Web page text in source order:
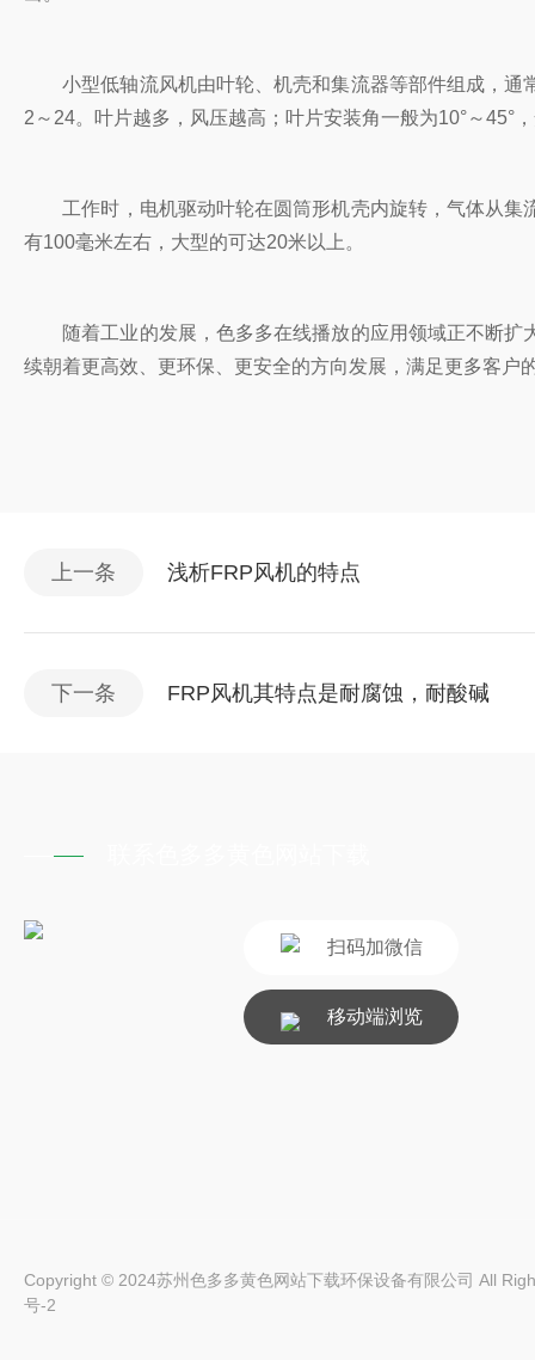
小型低轴流风机由叶轮、机壳和集流器等部件组成，通常
2～24。叶片越多，风压越高；叶片安装角一般为10°～
工作时，电机驱动叶轮在圆筒形机壳内旋转，气体从集流
有100毫米左右，大型的可达20米以上。
随着工业的发展，色多多在线播放的应用领域正不断扩大
续朝着更高效、更环保、更安全的方向发展，满足更多客户的需
上一条 浅析FRP风机的特点
下一条 FRP风机其特点是耐腐蚀，耐酸碱
扫码加微信
移动端浏览
Copyright © 2024苏州色多多黄色网站下载环保设备有限公司 All
号-2